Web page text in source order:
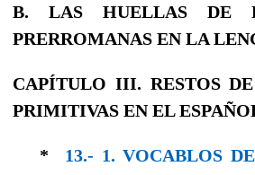
B. LAS HUELLAS DE
PRERROMANAS EN LA
CAPÍTULO III. RESTOS
PRIMITIVAS EN EL
* 13.- 1. VOCABLOS